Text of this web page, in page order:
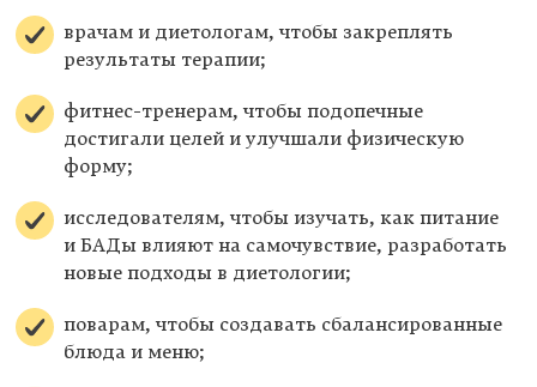
врачам и диетологам, чтобы закреплять
результаты терапии;
фитнес-тренерам, чтобы подопечные
достигали целей и улучшали физическую
форму;
исследователям, чтобы изучать, как питание
и БАДы влияют на самочувствие, разработать
новые подходы в диетологии;
поварам, чтобы создавать сбалансированные
блюда и меню;